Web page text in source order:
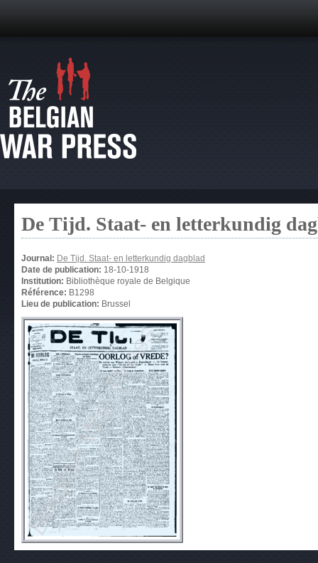
De Tijd. Staat- en letterkundig
Journal: De Tijd. Staat- en letterkundig dagblad
Date de publication: 18-10-1918
Institution: Bibliothèque royale de Belgique
Référence: B1298
Lieu de publication: Brussel